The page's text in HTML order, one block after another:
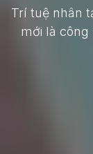
Trí tuệ nhân
mới là